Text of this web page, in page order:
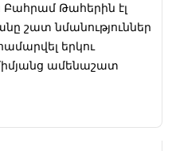
Թահերին էլ
շատ նմանություններ
երկու
ամենաշատ